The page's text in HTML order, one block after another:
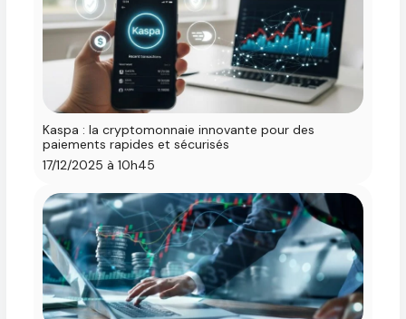
Kaspa : la cryptomonnaie innovante pour des
paiements rapides et sécurisés
17/12/2025 à 10h45